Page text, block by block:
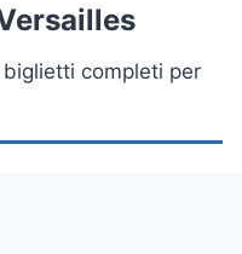
completi per